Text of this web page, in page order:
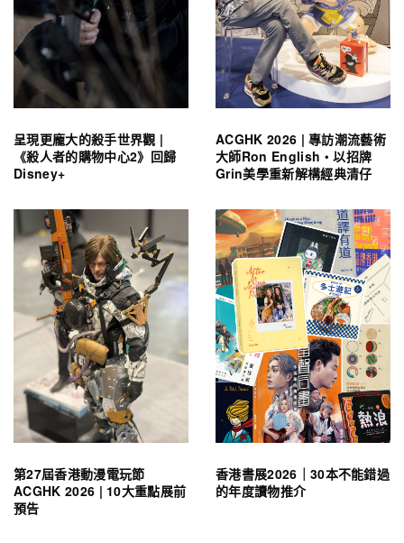
呈現更龐大的殺手世界觀 |
《殺人者的購物中心2》回歸
Disney+
ACGHK 2026 | 專訪潮流藝術
大師Ron English・以招牌
Grin美學重新解構經典清仔
第27屆香港動漫電玩節
ACGHK 2026 | 10大重點展前
預告
香港書展2026｜30本不能錯過
的年度讀物推介